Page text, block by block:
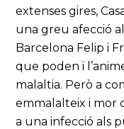
extenses gires,
una greu afecció
Barcelona Felip i
que poden i
malaltia. Però a
emmalalteix i mor
a una infecció als